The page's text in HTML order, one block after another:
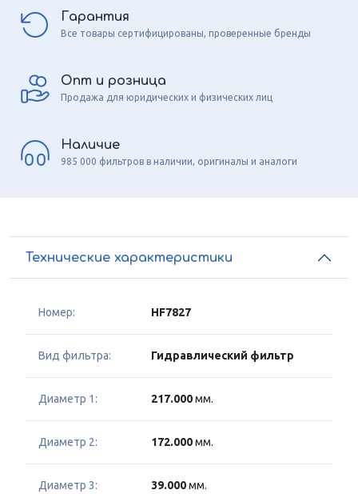
Гарантия
Все товары сертифицированы, проверенные бренды
Опт и розница
Продажа для юридических и физических лиц
Наличие
985 000 фильтров в наличии, оригиналы и аналоги
Технические характеристики
Номер: HF7827
Вид фильтра: Гидравлический фильтр
Диаметр 1: 217.000мм.
Диаметр 2: 172.000мм.
Диаметр 3: 39.000мм.